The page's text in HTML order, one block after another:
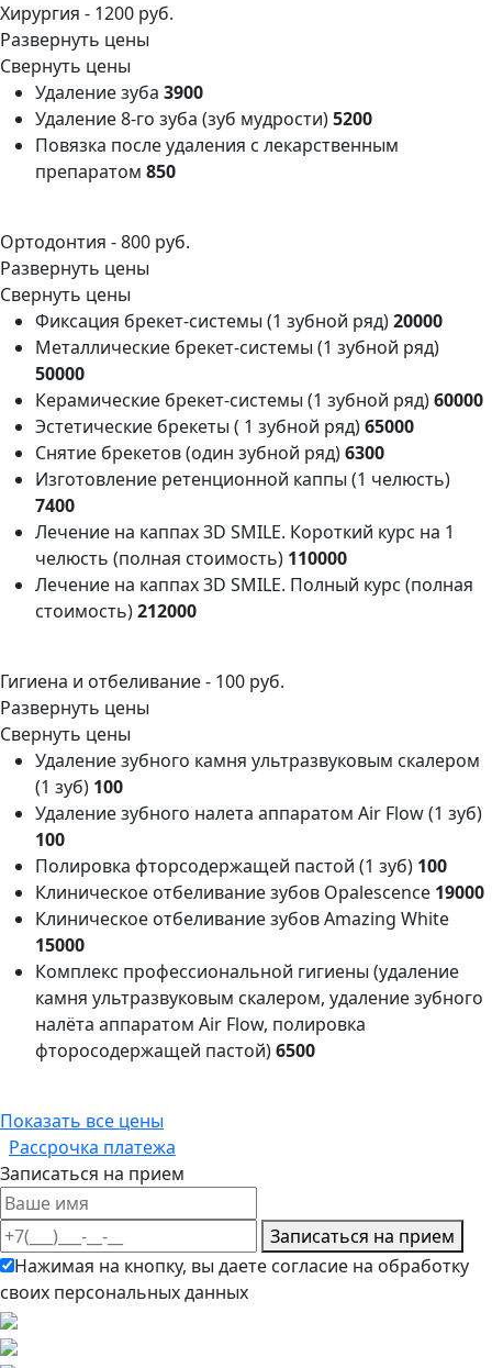
Хирургия - 1200 руб.
Развернуть цены
Свернуть цены
Удаление зуба 3900
Удаление 8-го зуба (зуб мудрости)5200
Повязка после удаления с лекарственным
препаратом 850
Ортодонтия -800 руб.
Развернуть цены
Свернуть цены
Фиксация брекет-системы (1 зубной ряд)20000
Металлические брекет-системы (1 зубной ряд)
50000
Керамические брекет-системы (1 зубной ряд)60000
Эстетические брекеты ( 1 зубной ряд)65000
Снятие брекетов (один зубной ряд)6300
Изготовление ретенционной каппы (1 челюсть)
7400
Лечение на каппах 3D SMILE. Короткий курс на 1
челюсть (полная стоимость) 110000
Лечение на каппах 3D SMILE. Полный курс (полная
стоимость)212000
Гигиена и отбеливание - 100 руб.
Развернуть цены
Свернуть цены
Удаление зубного камня ультразвуковым скалером
(1 зуб) 100
Удаление зубного налета аппаратом Air Flow (1 зуб)
100
Полировка фторсодержащей пастой (1 зуб) 100
Клиническое отбеливание зубов Opalescence 19000
Клиническое отбеливание зубов Amazing White
15000
Комплекс профессиональной гигиены (удаление
камня ультразвуковым скалером, удаление зубного
налёта аппаратом Air Flow, полировка
фторосодержащей пастой)6500
Показать все цены
Рассрочка платежа
Записаться на прием
Записаться на прием
Нажимая на кнопку, вы даете согласие на обработку
своих персональных данных